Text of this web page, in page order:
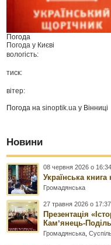
Погода
Погода у Києві
вологість:
тиск:
вітер:
Погода наsinoptik.ua у Вінниці
Новини
08 червня 2026 о 16:34
Українська
Громадянська
27 травня 2026 о 17:37
Презентація
Камʼянець-
Громадянська ,